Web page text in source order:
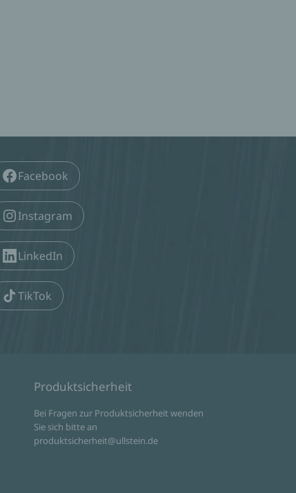
Facebook
Instagram
LinkedIn
TikTok
Produktsicherheit
Bei Fragen zur Produktsicherheit wenden
Sie sich bitte an
produktsicherheit@ullstein.de